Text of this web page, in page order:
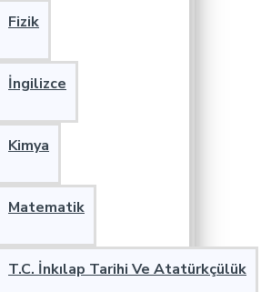
Fizik
İngilizce
Kimya
Matematik
T.C. İnkılap Tarihi Ve Atatürkçülük